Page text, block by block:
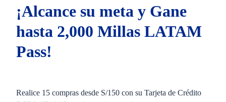
¡Alcance su meta y Gane
hasta 2,000 Millas LATAM
Pass!
Realice 15 compras desde S/150 con su Tarjeta de Crédito